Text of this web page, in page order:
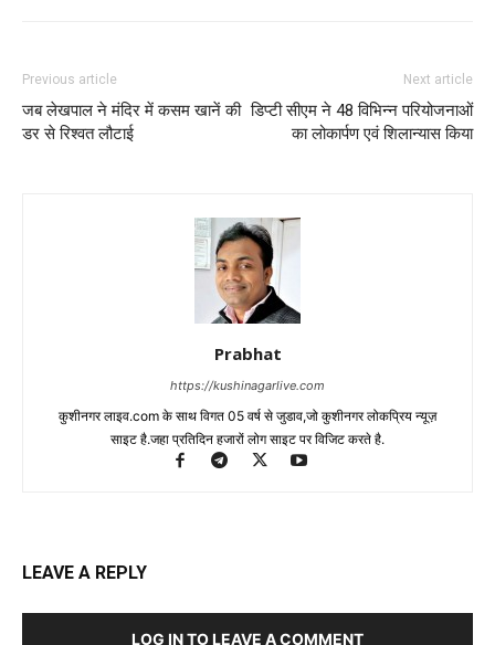
Previous article
जब लेखपाल ने मंदिर में कसम खानें की
डर से रिश्वत लौटाई
Next article
डिप्टी सीएम ने 48 विभिन्न परियोजनाओं
का लोकार्पण एवं शिलान्यास किया
Prabhat
https://kushinagarlive.com
कुशीनगर लाइव.com के साथ विगत 05 वर्ष से जुडाव,जो कुशीनगर लोकप्रिय न्यूज़
साइट है.जहा प्रतिदिन हजारों लोग साइट पर विजिट करते है.
LEAVE A REPLY
LOG IN TO LEAVE A COMMENT